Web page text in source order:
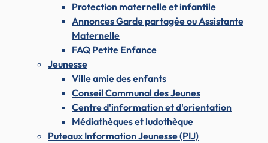
Protection maternelle et infantile
Annonces Garde partagée ou Assistante
Maternelle
FAQ Petite Enfance
Jeunesse
Ville amie des enfants
Conseil Communal des Jeunes
Centre d'information et d'orientation
Médiathèques et ludothèque
Puteaux Information Jeunesse (PIJ)